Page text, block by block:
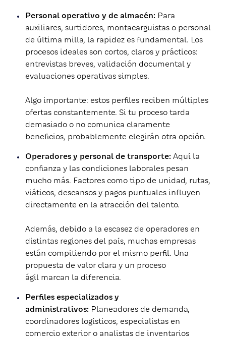
Personal operativo y de almacén: Para
auxiliares, surtidores, montacarguistas o personal
de última milla, la rapidez es fundamental. Los
procesos ideales son cortos, claros y prácticos:
entrevistas breves, validación documental y
evaluaciones operativas simples.
Algo importante: estos perfiles reciben múltiples
ofertas constantemente. Si tu proceso tarda
demasiado o no comunica claramente
beneficios, probablemente elegirán otra opción.
Operadores y personal de transporte: Aquí la
confianza y las condiciones laborales pesan
mucho más. Factores como tipo de unidad, rutas,
viáticos, descansos y pagos puntuales influyen
directamente en la atracción del talento.
Además, debido a la escasez de operadores en
distintas regiones del país, muchas empresas
están compitiendo por el mismo perfil. Una
propuesta de valor clara y un proceso
ágil marcan la diferencia.
Perfiles especializados y
administrativos: Planeadores de demanda,
coordinadores logísticos, especialistas en
comercio exterior o analistas de inventarios